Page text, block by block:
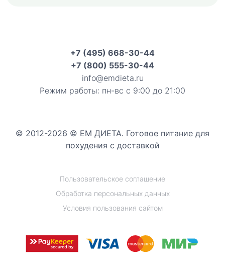
+7 (495) 668-30-44
+7 (800) 555-30-44
info@emdieta.ru
Режим работы: пн-вс с 9:00 до 21:00
© 2012-2026 © ЕМ ДИЕТА. Готовое питание для
похудения с доставкой
Пользовательское соглашение
Обработка персональных данных
Условия пользования сайтом